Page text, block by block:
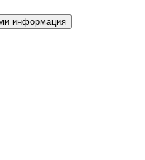
информация